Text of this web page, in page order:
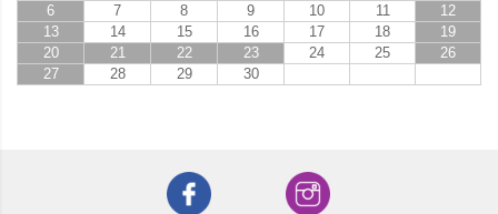
6
7 8 9 10 11
12
13
14 15 16 17 18
19
20
21 22 23 24 25
26
27
28 29 30